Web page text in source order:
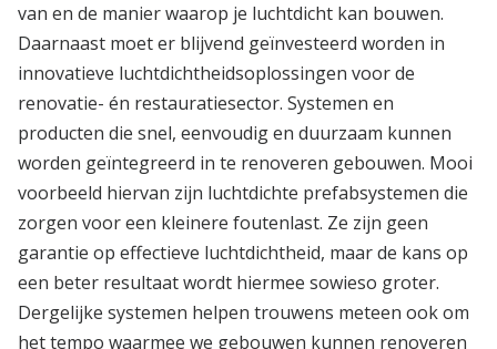
van en de manier waarop je luchtdicht kan bouwen.
Daarnaast moet er blijvend geïnvesteerd worden in
innovatieve luchtdichtheidsoplossingen voor de
renovatie- én restauratiesector. Systemen en
producten die snel, eenvoudig en duurzaam kunnen
worden geïntegreerd in te renoveren gebouwen. Mooi
voorbeeld hiervan zijn luchtdichte prefabsystemen die
zorgen voor een kleinere foutenlast. Ze zijn geen
garantie op effectieve luchtdichtheid, maar de kans op
een beter resultaat wordt hiermee sowieso groter.
Dergelijke systemen helpen trouwens meteen ook om
het tempo waarmee we gebouwen kunnen renoveren